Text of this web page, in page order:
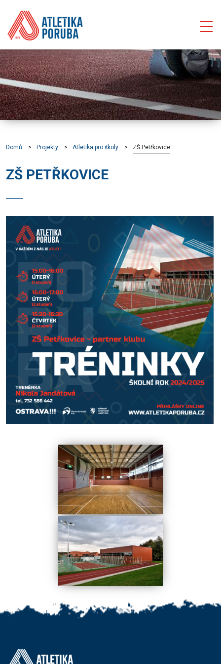
Domů Projekty Atletika pro školy ZŠ Petřkovice
ZŠ PETŘKOVICE